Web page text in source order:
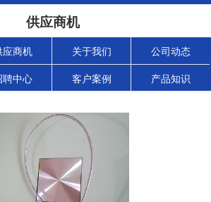
供应商机
应商机 关于我们 公司动态
聘中心 客户案例 产品知识